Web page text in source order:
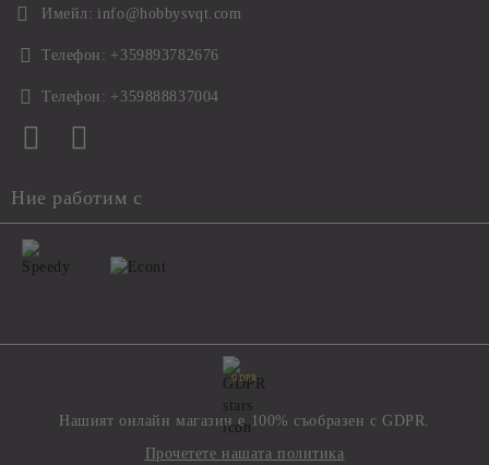
Имейл: info@hobbysvqt.com
Телефон: +359893782676
Телефон: +359888837004
Ние работим с
GDPR
Нашият онлайн магазин е 100% съобразен с GDPR.
Прочетете нашата политика